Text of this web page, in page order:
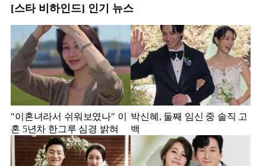
[스타 비하인드] 인기 뉴스
"이혼녀라서 쉬워보였나" 이
혼 5년차 한그루 심경 밝혀
박신혜, 둘째 임신 중 솔직 고
백